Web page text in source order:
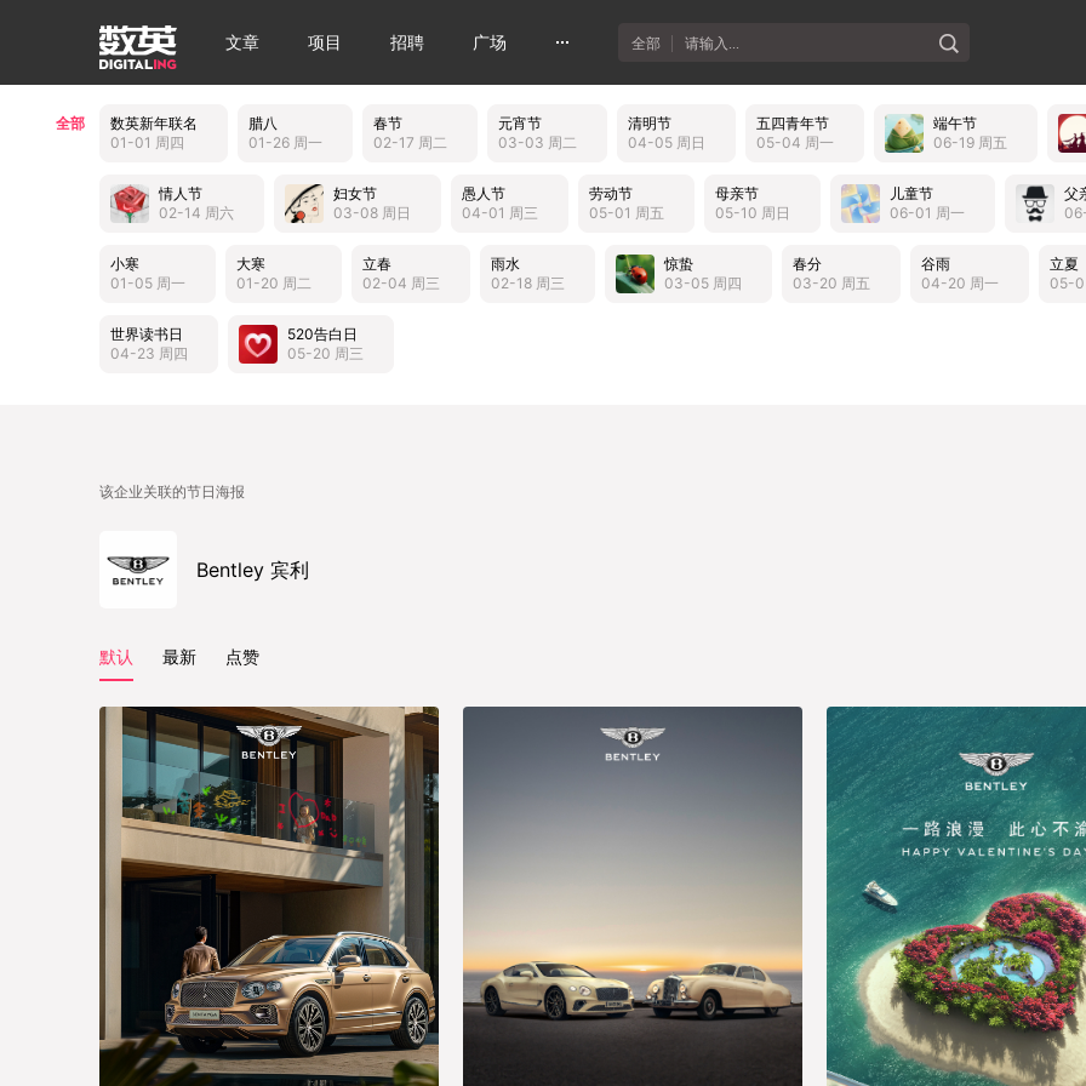
文章 项目 招聘 广场 全部 请输入...
全部
数英新年联名
01-01 周四
腊八
01-26 周一
春节
02-17 周二
元宵节
03-03 周二
清明节
04-05 周日
五四青年节
05-04 周一
端午节
06-19 周五
情人节
02-14 周六
妇女节
03-08 周日
愚人节
04-01 周三
劳动节
05-01 周五
母亲节
05-10 周日
儿童节
06-01 周一
父
小寒
01-05 周一
大寒
01-20 周二
立春
02-04 周三
雨水
02-18 周三
惊蛰
03-05 周四
春分
03-20 周五
谷雨
04-20 周一
立夏
05-
世界读书日
04-23 周四
520告白日
05-20 周三
该企业关联的节日海报
Bentley 宾利
默认 最新 点赞